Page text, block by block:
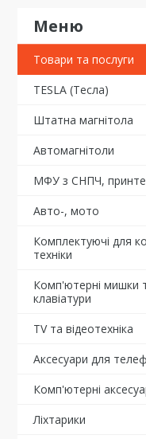
Товари та послуги
TESLA (Тесла)
Штатна магнітола
Автомагнітоли
МФУ з СНПЧ,
Авто-, мото
Комплектуючі для
техніки
Комп'ютерні мишки
клавіатури
TV та відеотехніка
Аксесуари для
Комп'ютерні
Ліхтарики